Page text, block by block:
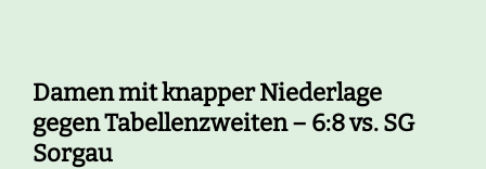
Damen mit knapper Niederlage
gegen Tabellenzweiten – 6:8 vs. SG
Sorgau